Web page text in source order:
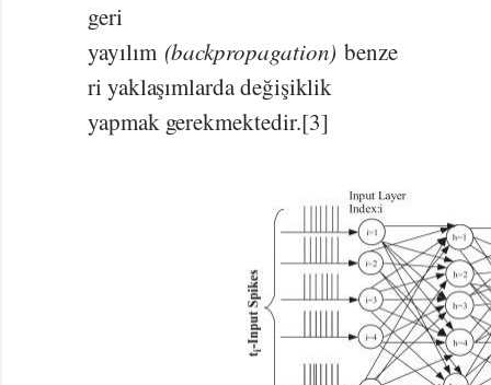
geri
yayılım (backpropagation) benze
ri yaklaşımlarda değişiklik
yapmak gerekmektedir.[3]